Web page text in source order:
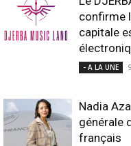
confirme
capitale
- A LA UNE
Nadia
générale
français